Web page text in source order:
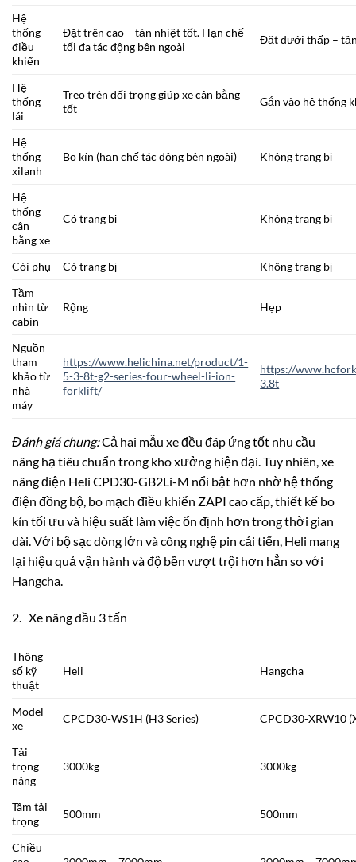
Hệ
thống
điều
khiển
Đặt trên cao – tản nhiệt tốt. Hạn chế
tối đa tác động bên ngoài
Đặt dưới thấp –
Hệ
thống
lái
Treo trên đối trọng giúp xe cân bằng
tốt
Gắn vào hệ thống
Hệ
thống
xilanh
Bo kín (hạn chế tác động bên ngoài) Không trang bị
Hệ
thống
cân
bằng xe
Có trang bị Không trang bị
Còi phụ Có trang bị
Không trang bị
Tầm
nhìn từ
cabin
Rộng Hẹp
Nguồn
tham
khảo từ
nhà
máy
https://www.helichina.net/product/1-
5-3-8t-g2-series-four-wheel-li-ion-
forklift/
https://
3.8t
Đánh giá chung:Cả hai mẫu xe đều đáp ứng tốt nhu cầu
nâng hạ tiêu chuẩn trong kho xưởng hiện đại. Tuy nhiên, xe
nâng điện Heli CPD30-GB2Li-M nổi bật hơn nhờ hệ thống
điện đồng bộ, bo mạch điều khiển ZAPI cao cấp, thiết kế bo
kín tối ưu và hiệu suất làm việc ổn định hơn trong thời gian
dài. Với bộ sạc dòng lớn và công nghệ pin cải tiến, Heli mang
lại hiệu quả vận hành và độ bền vượt trội hơn hẳn so với
Hangcha.
2. Xe nâng dầu 3 tấn
Thông
số kỹ
thuật
Heli Hangcha
Model
xe
CPCD30-WS1H (H3 Series) CPCD30-XRW10
Tải
trọng
nâng
3000kg 3000kg
Tâm tải
trọng
500mm 500mm
Chiều